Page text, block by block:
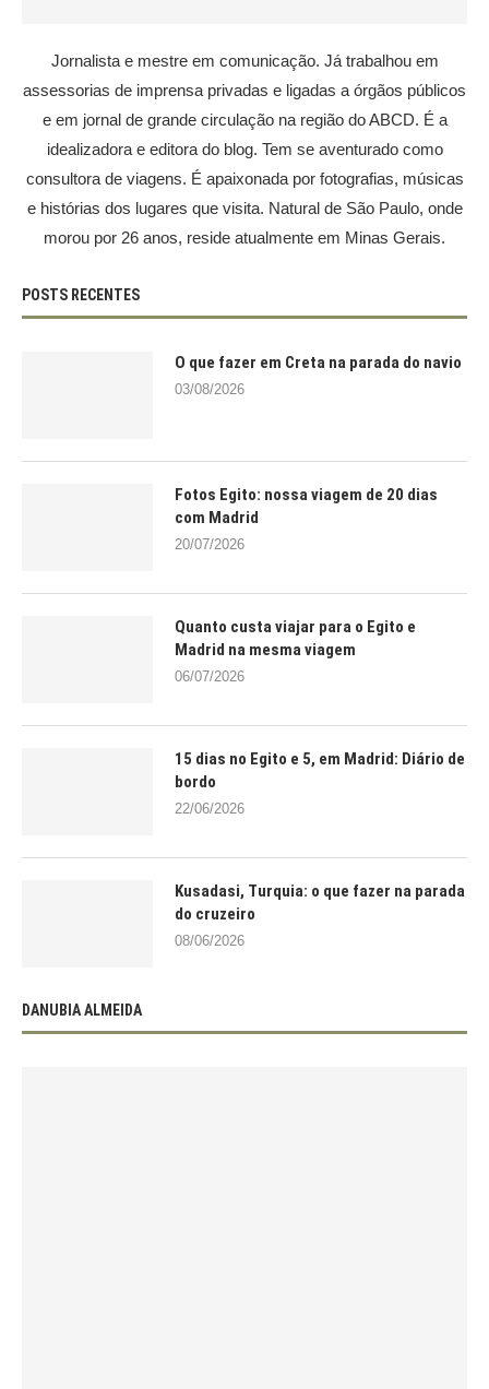
Jornalista e mestre em comunicação. Já trabalhou em
assessorias de imprensa privadas e ligadas a órgãos públicos
e em jornal de grande circulação na região do ABCD. É a
idealizadora e editora do blog. Tem se aventurado como
consultora de viagens. É apaixonada por fotografias, músicas
e histórias dos lugares que visita. Natural de São Paulo, onde
morou por 26 anos, reside atualmente em Minas Gerais.
POSTS RECENTES
O que fazer em Creta na parada do navio
03/08/2026
Fotos Egito: nossa viagem de 20 dias
com Madrid
20/07/2026
Quanto custa viajar para o Egito e
Madrid na mesma viagem
06/07/2026
15 dias no Egito e 5, em Madrid: Diário de
bordo
22/06/2026
Kusadasi, Turquia: o que fazer na parada
do cruzeiro
08/06/2026
DANUBIA ALMEIDA